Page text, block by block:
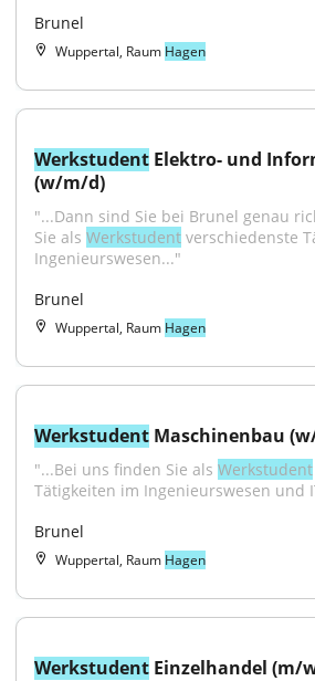
Brunel
Wuppertal, Raum Hagen
Werkstudent Elektro- und
(w/m/d)
"...Dann sind Sie bei Brunel genau
Sie als Werkstudent verschiedenste
Ingenieurswesen..."
Brunel
Wuppertal, Raum Hagen
Werkstudent Maschinenbau
"...Bei uns finden Sie als Werkstudent
Tätigkeiten im Ingenieurswesen und
Brunel
Wuppertal, Raum Hagen
Werkstudent Einzelhandel (m/